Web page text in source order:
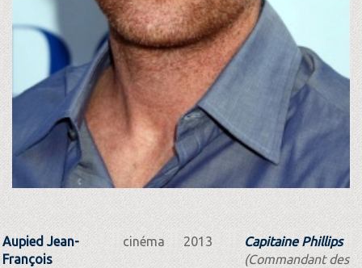
Aupied Jean-
François
cinéma 2013
Capitaine Phillips
(Commandant des